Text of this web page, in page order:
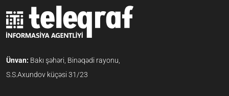
Ünvan: Bakı şəhəri, Binəqədi rayonu,
S.S.Axundov küçəsi 31/23